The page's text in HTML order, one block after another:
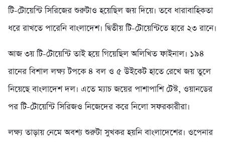
টি-টোয়েন্টি সিরিজের শুরুটাও হয়েছিল জয় দিয়ে। তবে ধারাবাহিকতা
ধরে রাখতে পারেনি বাংলাদেশ। দ্বিতীয় টি-টোয়েন্টিতে হারে ২৩ রানে।
আজ ৩য় টি-টোয়েন্টি তাই হয়ে গিয়েছিল অলিখিত ফাইনাল। ১৯৪
রানের বিশাল লক্ষ্য টপকে ৪ বল ও ৫ উইকেট হাতে রেখে জয় তুলে
নিয়েছে বাংলাদেশ দল। এতে ম্যাচ জয়ের পাশাপাশি টেস্ট, ওয়ানডের
পর টি-টোয়েন্টি সিরিজও নিজেদের করে নিলো সফরকারীরা।
লক্ষ্য তাড়ায় নেমে অবশ্য শুরুটা সুখকর হয়নি বাংলাদেশের। ওপেনার